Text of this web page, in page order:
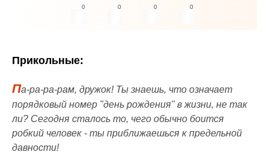
0 0 0 0
Прикольные:
Па-ра-ра-рам, дружок! Ты знаешь, что означает
порядковый номер "день рождения" в жизни, не так
ли? Сегодня сталось то, чего обычно боится
робкий человек - ты приближаешься к предельной
давности!